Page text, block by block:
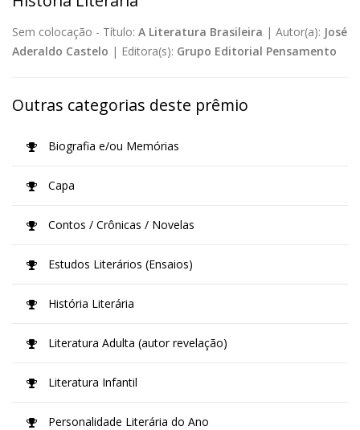
Sem colocação - Título: A Literatura Brasileira | Autor(a): José
Aderaldo Castelo | Editora(s): Grupo Editorial Pensamento
Outras categorias deste prêmio
Biografia e/ou Memórias
Capa
Contos / Crônicas / Novelas
Estudos Literários (Ensaios)
História Literária
Literatura Adulta (autor revelação)
Literatura Infantil
Personalidade Literária do Ano